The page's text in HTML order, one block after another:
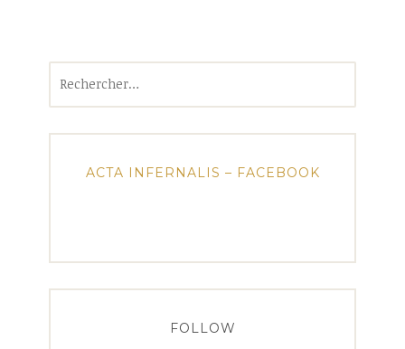
ACTA INFERNALIS – FACEBOOK
FOLLOW